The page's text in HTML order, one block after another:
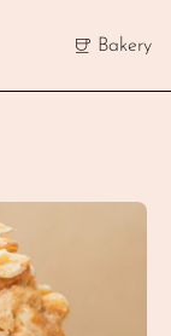
Bakery